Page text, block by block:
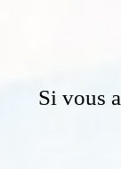
Si vous